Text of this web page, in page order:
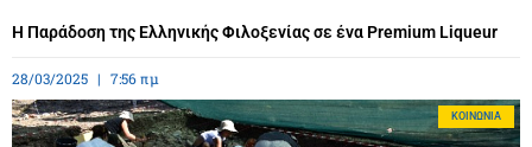
Η Παράδοση της Ελληνικής Φιλοξενίας σε ένα Premium Liqueur
28/03/2025 7:56 πμ
ΚΟΙΝΩΝΊΑ